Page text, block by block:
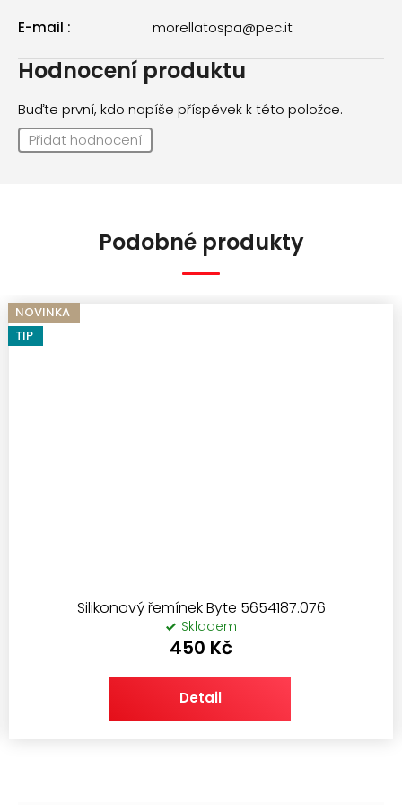
E-mail : morellatospa@pec.it
Hodnocení produktu
Buďte první, kdo napíše příspěvek k této položce.
Přidat hodnocení
Podobné produkty
NOVINKA
TIP
Silikonový řemínek Byte 5654187.076
Skladem
450 Kč
Detail